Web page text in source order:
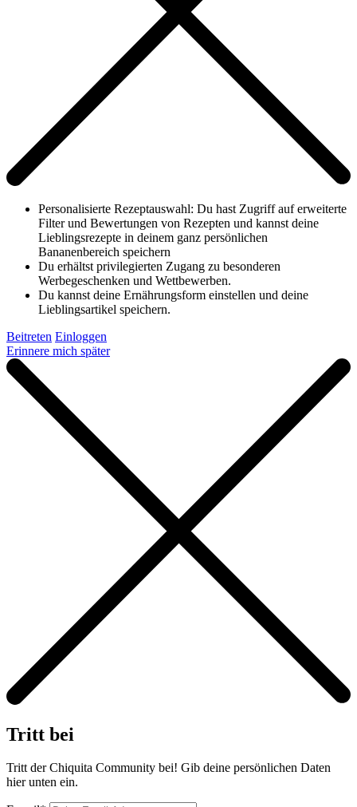
Personalisierte Rezeptauswahl: Du hast Zugriff auf erweiterte
Filter und Bewertungen von Rezepten und kannst deine
Lieblingsrezepte in deinem ganz persönlichen
Bananenbereich speichern
Du erhältst privilegierten Zugang zu besonderen
Werbegeschenken und Wettbewerben.
Du kannst deine Ernährungsform einstellen und deine
Lieblingsartikel speichern.
Beitreten Einloggen
Erinnere mich später
Tritt bei
Tritt der Chiquita Community bei! Gib deine persönlichen Daten
hier unten ein.